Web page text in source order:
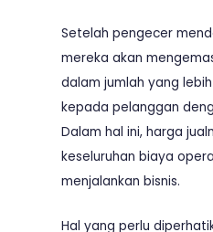
Setelah pengecer
mereka akan
dalam jumlah yang
kepada pelanggan
Dalam hal ini, harga
keseluruhan biaya
menjalankan bisnis.
Hal yang perlu